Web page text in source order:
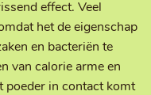
effect. Veel
het de eigenschap
en bacteriën te
van calorie arme en
poeder in contact komt